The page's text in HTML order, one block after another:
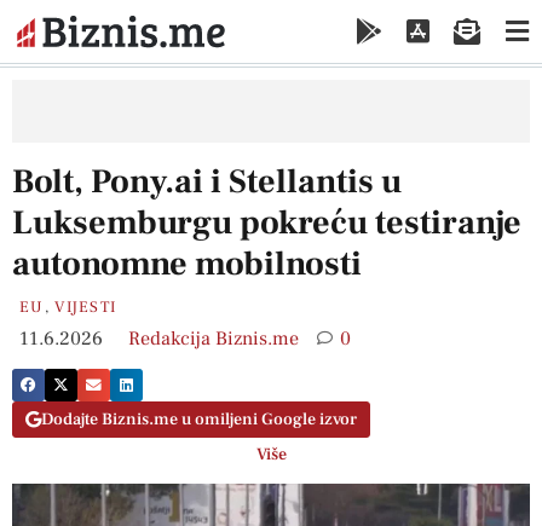
Bolt, Pony.ai i Stellantis u
Luksemburgu pokreću testiranje
autonomne mobilnosti
EU ,VIJESTI
11.6.2026 Redakcija Biznis.me 0
Dodajte Biznis.me u omiljeni Google izvor
Više